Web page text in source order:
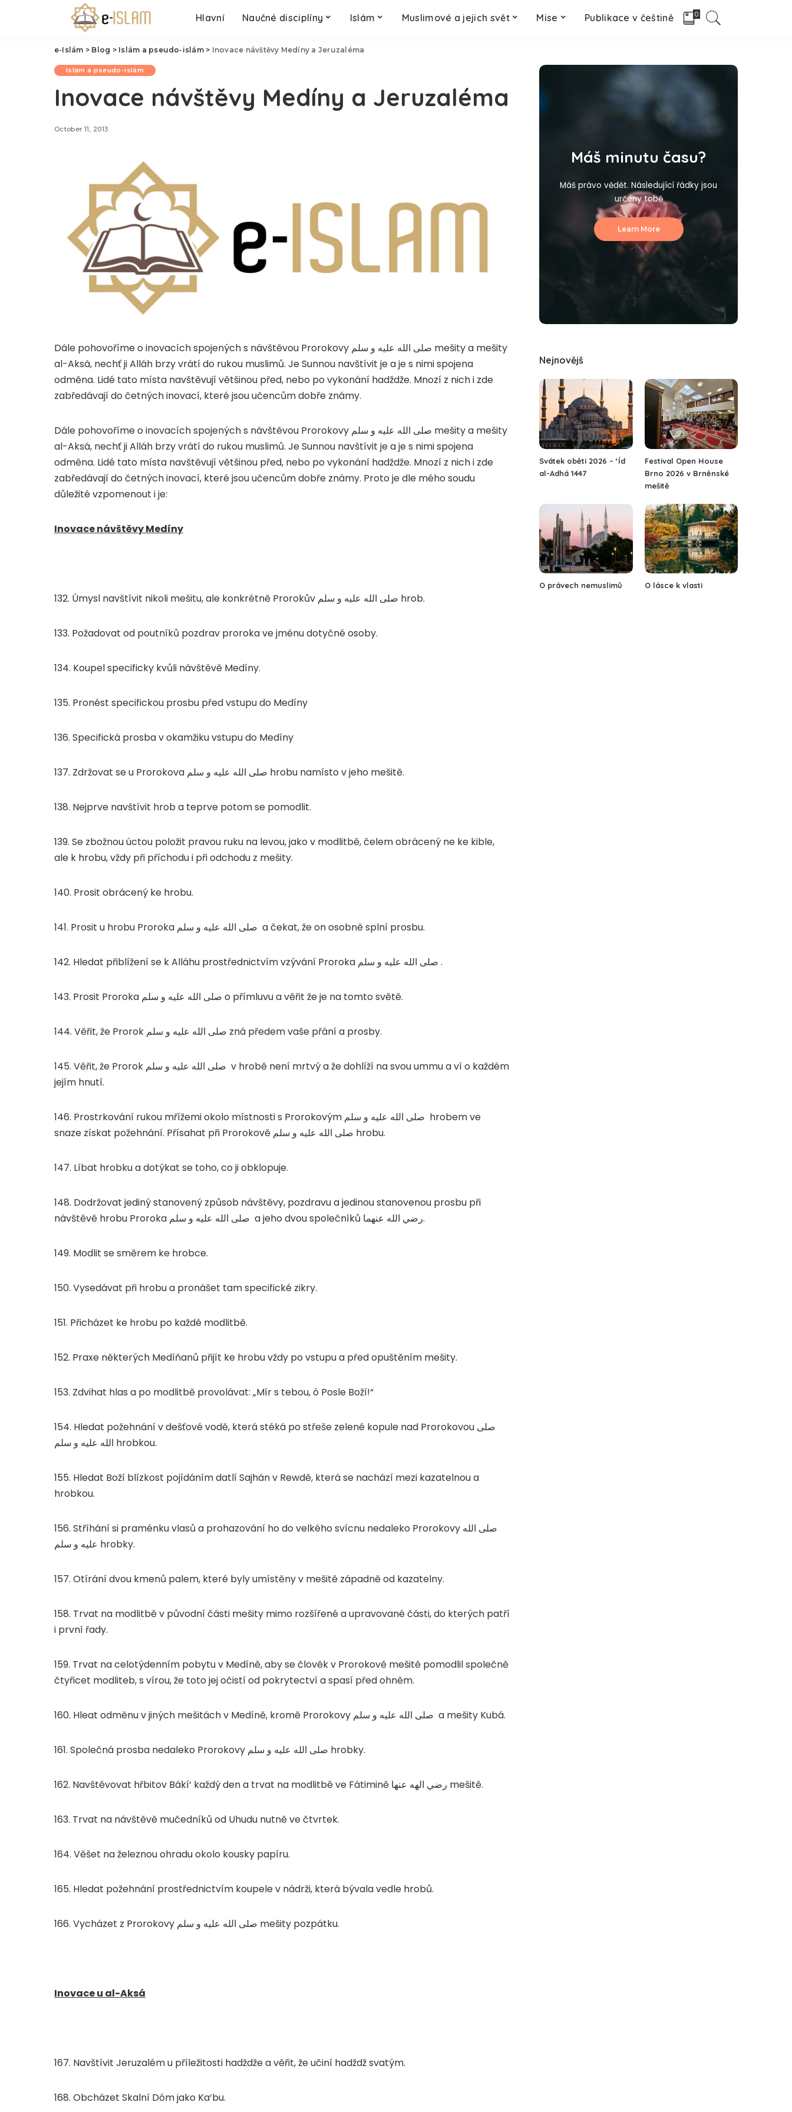
Hlavní Naučné disciplíny Islám Muslimové a jejich svět Mise Publikace v češtině 0
e-Islám > Blog > Islám a pseudo-islám> Inovace návštěvy Medíny a Jeruzaléma
Islám a pseudo-islám
Inovace návštěvy Medíny a Jeruzaléma
October 11, 2013
Dále pohovoříme o inovacích spojených s návštěvou Prorokovy صلى الله عليه و سلم mešity a mešity
al-Aksá, nechť ji Alláh brzy vrátí do rukou muslimů. Je Sunnou navštívit je a je s nimi spojena
odměna. Lidé tato místa navštěvují většinou před, nebo po vykonání hadždže. Mnozí z nich i zde
zabředávají do četných inovací, které jsou učencům dobře známy.
Dále pohovoříme o inovacích spojených s návštěvou Prorokovy صلى الله عليه و سلم mešity a mešity
al-Aksá, nechť ji Alláh brzy vrátí do rukou muslimů. Je Sunnou navštívit je a je s nimi spojena
odměna. Lidé tato místa navštěvují většinou před, nebo po vykonání hadždže. Mnozí z nich i zde
zabředávají do četných inovací, které jsou učencům dobře známy. Proto je dle mého soudu
důležité vzpomenout i je:
Inovace návštěvy Medíny
132. Úmysl navštívit nikoli mešitu, ale konkrétně Prorokův صلى الله عليه و سلم hrob.
133. Požadovat od poutníků pozdrav proroka ve jménu dotyčné osoby.
134. Koupel specificky kvůli návštěvě Medíny.
135. Pronést specifickou prosbu před vstupu do Medíny
136. Specifická prosba v okamžiku vstupu do Medíny
137. Zdržovat se u Prorokova صلى الله عليه و سلم hrobu namísto v jeho mešitě.
138. Nejprve navštívit hrob a teprve potom se pomodlit.
139. Se zbožnou úctou položit pravou ruku na levou, jako v modlitbě, čelem obrácený ne ke kible,
ale k hrobu, vždy při příchodu i při odchodu z mešity.
140. Prosit obrácený ke hrobu.
141. Prosit u hrobu Proroka صلى الله عليه و سلم a čekat, že on osobně splní prosbu.
142. Hledat přiblížení se k Alláhu prostřednictvím vzývání Proroka صلى الله عليه و سلم .
143. Prosit Proroka صلى الله عليه و سلم o přímluvu a věřit že je na tomto světě.
144. Věřit, že Prorok صلى الله عليه و سلم zná předem vaše přání a prosby.
145. Věřit, že Prorok صلى الله عليه و سلم v hrobě není mrtvý a že dohlíží na svou ummu a ví o každém
jejím hnutí.
146. Prostrkování rukou mřížemi okolo místnosti s Prorokovým صلى الله عليه و سلم hrobem ve
snaze získat požehnání. Přísahat při Prorokově صلى الله عليه و سلم hrobu.
147. Líbat hrobku a dotýkat se toho, co ji obklopuje.
148. Dodržovat jediný stanovený způsob návštěvy, pozdravu a jedinou stanovenou prosbu při
návštěvě hrobu Proroka صلى الله عليه و سلم a jeho dvou společníků رضي الله عنهما.
149. Modlit se směrem ke hrobce.
150. Vysedávat při hrobu a pronášet tam specifické zikry.
151. Přicházet ke hrobu po každé modlitbě.
152. Praxe některých Medíňanů přijít ke hrobu vždy po vstupu a před opuštěním mešity.
153. Zdvihat hlas a po modlitbě provolávat: „Mír s tebou, ó Posle Boží!“
154. Hledat požehnání v dešťové vodě, která stéká po střeše zelené kopule nad Prorokovou صلى
الله عليه و سلم hrobkou.
155. Hledat Boží blízkost pojídáním datlí Sajhán v Rewdě, která se nachází mezi kazatelnou a
hrobkou.
156. Stříhání si praménku vlasů a prohazování ho do velkého svícnu nedaleko Prorokovy صلى الله
عليه و سلم hrobky.
157. Otírání dvou kmenů palem, které byly umístěny v mešitě západně od kazatelny.
158. Trvat na modlitbě v původní části mešity mimo rozšířené a upravované části, do kterých patří
i první řady.
159. Trvat na celotýdenním pobytu v Medíně, aby se člověk v Prorokově mešitě pomodlil společně
čtyřicet modliteb, s vírou, že toto jej očistí od pokrytectví a spasí před ohněm.
160. Hleat odměnu v jiných mešitách v Medíně, kromě Prorokovy صلى الله عليه و سلم a mešity Kubá.
161. Společná prosba nedaleko Prorokovy صلى الله عليه و سلم hrobky.
162. Navštěvovat hřbitov Bákí‘ každý den a trvat na modlitbě ve Fátimině رضي الهه عنها mešitě.
163. Trvat na návštěvě mučedníků od Uhudu nutně ve čtvrtek.
164. Věšet na železnou ohradu okolo kousky papíru.
165. Hledat požehnání prostřednictvím koupele v nádrži, která bývala vedle hrobů.
166. Vycházet z Prorokovy صلى الله عليه و سلم mešity pozpátku.
Inovace u al-Aksá
167. Navštívit Jeruzalém u příležitosti hadždže a věřit, že učiní hadždž svatým.
168. Obcházet Skalní Dóm jako Ka‘bu.
Máš minutu času?
Máš právo vědět. Následující řádky jsou
určeny tobě
Learn More
Nejnovějš
Svátek oběti 2026 – ‘Íd
al-Adhá 1447
Festival Open House
Brno 2026 v Brněnské
mešitě
O právech nemuslimů O lásce k vlasti